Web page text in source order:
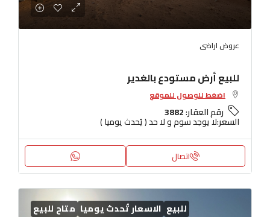
عروض اراضى
للبيع أرض مستودع بالغدير
اضغط للوصول للموقع
رقم العقار:3882
السعر:لا يوجد سوم و لا حد ( يُحدث يوميا )
اتصال
للبيع الاسعار تُحدث يوميا متاح للبيع